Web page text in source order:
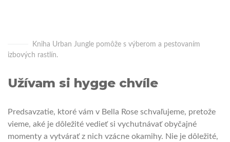
Kniha Urban Jungle pomôže s výberom a pestovaním
izbových rastlín.
Užívam si hygge chvíle
Predsavzatie, ktoré vám v Bella Rose schvaľujeme, pretože
vieme, aké je dôležité vedieť si vychutnávať obyčajné
momenty a vytvárať z nich vzácne okamihy. Nie je dôležité,